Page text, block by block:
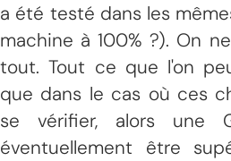
a été testé dans les
machine à 100% ?). On
tout. Tout ce que l'on
que dans le cas où ces
se vérifier, alors une
éventuellement être